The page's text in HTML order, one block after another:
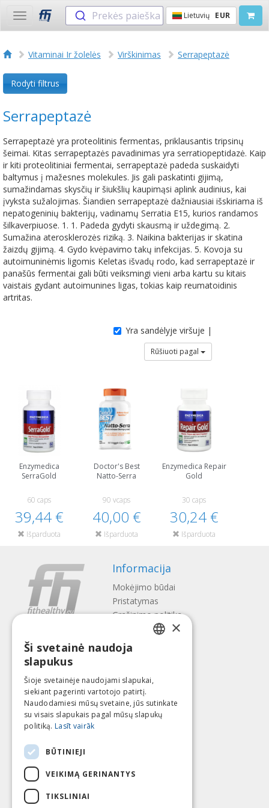
Toggle
navigation
Prekės paieška Lietuvių EUR
Vitaminai Ir žolelės Virškinimas Serrapeptazė
Rodyti filtrus
Serrapeptazė
Serrapeptazė yra proteolitinis fermentas, priklausantis tripsinų
šeimai. Kitas serrapeptazės pavadinimas yra serratiopeptidazė. Kaip
ir kiti proteolitiniai fermentai, serrapeptazė padeda suskaidyti
baltymus į mažesnes molekules. Jis gali paskatinti gijimą,
sumažindamas skysčių ir šiukšlių kaupimąsi aplink audinius, kai
įvyksta sužalojimas. Šiandien serrapeptazė dažniausiai išskiriama iš
nepatogeninių bakterijų, vadinamų Serratia E15, kurios randamos
šilkaverpiuose. 1. 1. Padeda gydyti skausmą ir uždegimą. 2.
Sumažina aterosklerozės riziką. 3. Naikina bakterijas ir skatina
žaizdų gijimą. 4. Gydo kvėpavimo takų infekcijas. 5. Kovoja su
autoimuninėmis ligomis Keletas išvadų rodo, kad serrapeptazė ir
panašūs fermentai gali būti veiksmingi vieni arba kartu su kitais
vaistais gydant autoimunines ligas, tokias kaip reumatoidinis
artritas.
Yra sandėlyje viršuje |
Rūšiuoti pagal
Enzymedica
SerraGold
60 caps
39,44 €
Išparduota
Doctor's Best
Natto-Serra
90 vcaps
40,00 €
Išparduota
Enzymedica Repair
Gold
30 caps
30,24 €
Išparduota
Informacija
Mokėjimo būdai
Pristatymas
Gražinimo politika
Apie mus
Kontaktai
Privatumo politika
Sekite mus Surask mus
Mokėti su
LITHUANIAN
ESTONIAN
×
Ši svetainė naudoja
slapukus
Šioje svetainėje naudojami slapukai,
siekiant pagerinti vartotojo patirtį.
Naudodamiesi mūsų svetaine, jūs sutinkate
su visais slapukais pagal mūsų slapukų
politiką. Lasīt vairāk
BŪTINIEJI
VEIKIMĄ GERINANTYS
TIKSLINIAI